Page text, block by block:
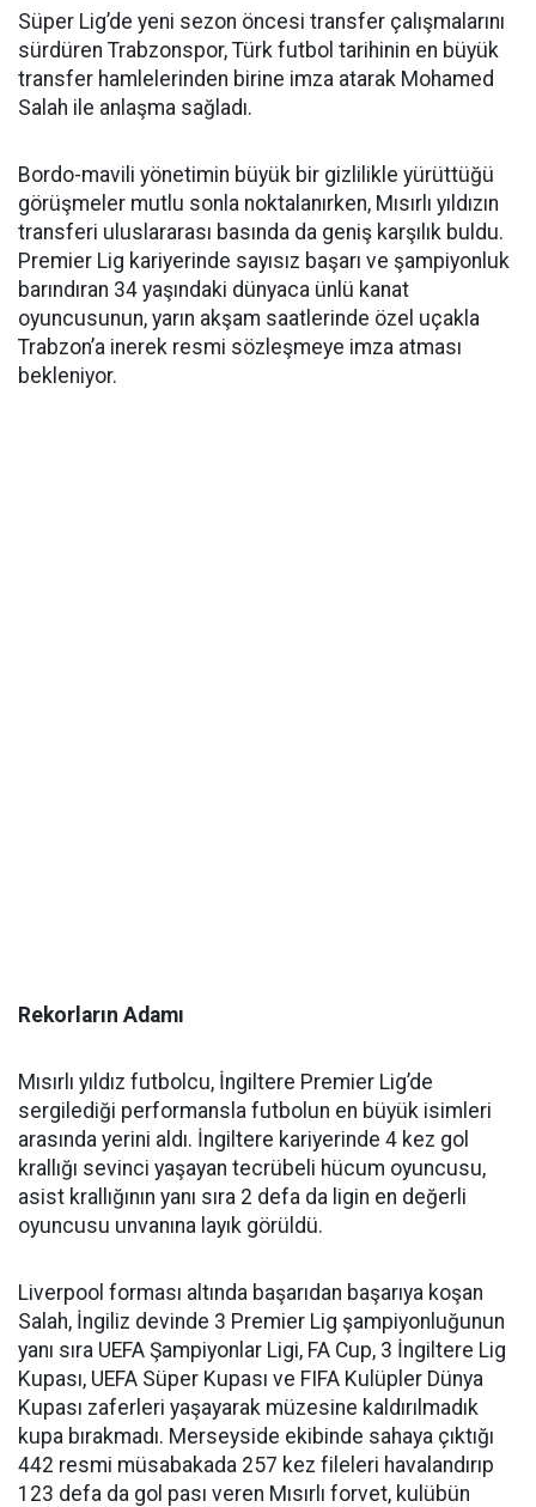
Süper Lig’de yeni sezon öncesi transfer çalışmalarını
sürdüren Trabzonspor, Türk futbol tarihinin en büyük
transfer hamlelerinden birine imza atarak Mohamed
Salah ile anlaşma sağladı.
Bordo-mavili yönetimin büyük bir gizlilikle yürüttüğü
görüşmeler mutlu sonla noktalanırken, Mısırlı yıldızın
transferi uluslararası basında da geniş karşılık buldu.
Premier Lig kariyerinde sayısız başarı ve şampiyonluk
barındıran 34 yaşındaki dünyaca ünlü kanat
oyuncusunun, yarın akşam saatlerinde özel uçakla
Trabzon’a inerek resmi sözleşmeye imza atması
bekleniyor.
Rekorların Adamı
Mısırlı yıldız futbolcu, İngiltere Premier Lig’de
sergilediği performansla futbolun en büyük isimleri
arasında yerini aldı. İngiltere kariyerinde 4 kez gol
krallığı sevinci yaşayan tecrübeli hücum oyuncusu,
asist krallığının yanı sıra 2 defa da ligin en değerli
oyuncusu unvanına layık görüldü.
Liverpool forması altında başarıdan başarıya koşan
Salah, İngiliz devinde 3 Premier Lig şampiyonluğunun
yanı sıra UEFA Şampiyonlar Ligi, FA Cup, 3 İngiltere Lig
Kupası, UEFA Süper Kupası ve FIFA Kulüpler Dünya
Kupası zaferleri yaşayarak müzesine kaldırılmadık
kupa bırakmadı. Merseyside ekibinde sahaya çıktığı
442 resmi müsabakada 257 kez fileleri havalandırıp
123 defa da gol pası veren Mısırlı forvet, kulübün